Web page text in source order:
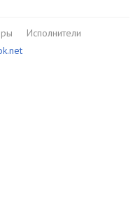
Исполнители